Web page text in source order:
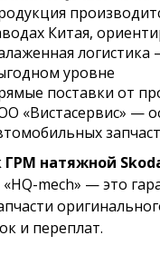
Китая,
уровне
поставки от
«Вистасервис» —
натяжной
mech» — это
и переплат.